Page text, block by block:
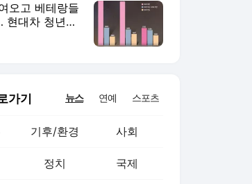
오고 베테랑들
현대차 청년채
감
가기 뉴스 연예 스포츠
기후/환경 사회
정치 국제